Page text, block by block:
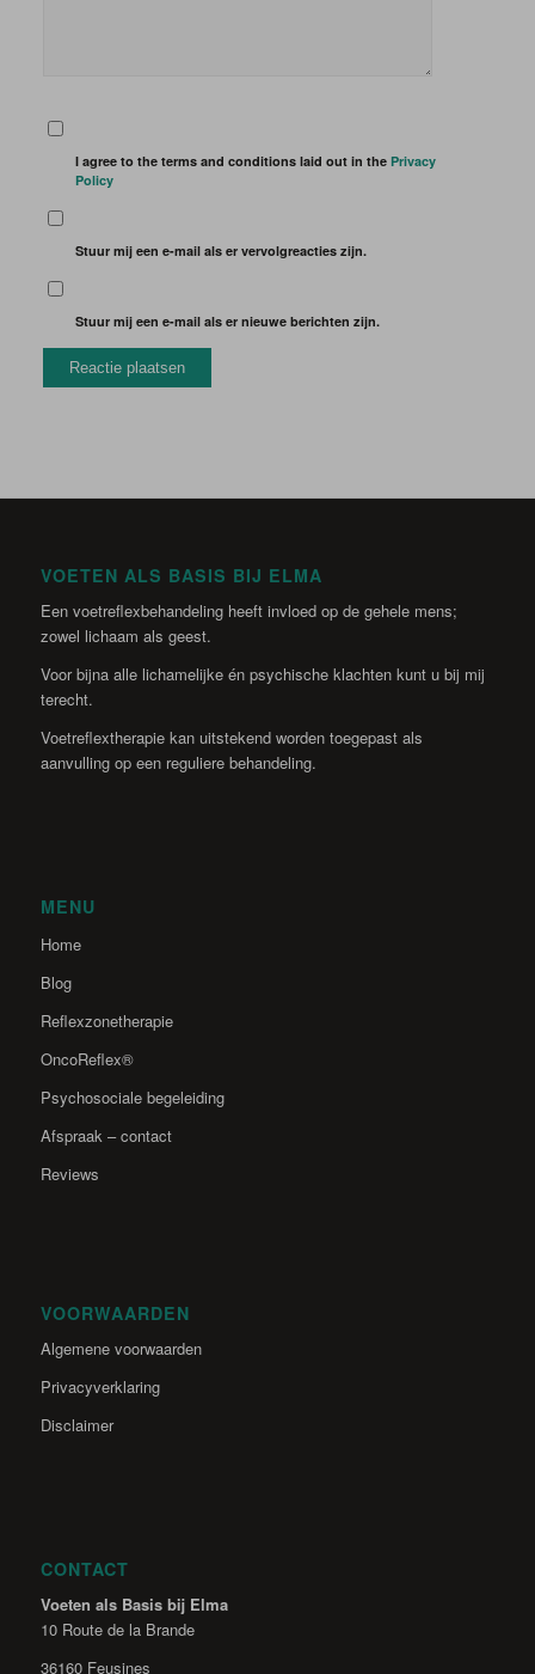
I agree to the terms and conditions laid out in thePrivacy
Policy
Stuur mij een e-mail als er vervolgreacties zijn.
Stuur mij een e-mail als er nieuwe berichten zijn.
VOETEN ALS BASIS BIJ ELMA
Een voetreflexbehandeling heeft invloed op de gehele mens;
zowel lichaam als geest.
Voor bijna alle lichamelijke én psychische klachten kunt u bij mij
terecht.
Voetreflextherapie kan uitstekend worden toegepast als
aanvulling op een reguliere behandeling.
MENU
Home
Blog
Reflexzonetherapie
OncoReflex®
Psychosociale begeleiding
Afspraak – contact
Reviews
VOORWAARDEN
Algemene voorwaarden
Privacyverklaring
Disclaimer
CONTACT
Voeten als Basis bij Elma
10 Route de la Brande
36160 Feusines